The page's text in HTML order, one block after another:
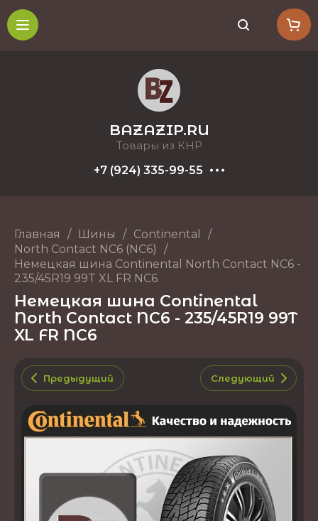
BAZAZIP.RU
Товары из КНР
+7 (924) 335-99-55
Главная / Шины / Continental
/
North Contact NC6 (NC6)
/
Немецкая шина Continental North Contact NC6 -
235/45R19 99T XL FR NC6
Немецкая шина Continental
North Contact NC6 - 235/45R19 99T
XL FR NC6
Предыдущий Следующий